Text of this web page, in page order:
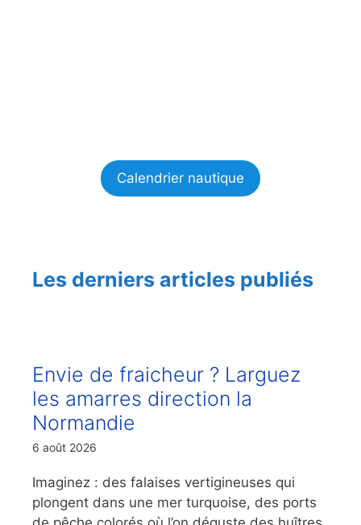
Calendrier nautique
Les derniers articles publiés
Envie de fraicheur ? Larguez
les amarres direction la
Normandie
6 août 2026
Imaginez : des falaises vertigineuses qui
plongent dans une mer turquoise, des ports